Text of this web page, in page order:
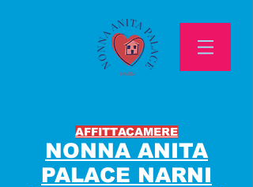
AFFITTACAMERE
NONNA ANITA
PALACE NARNI